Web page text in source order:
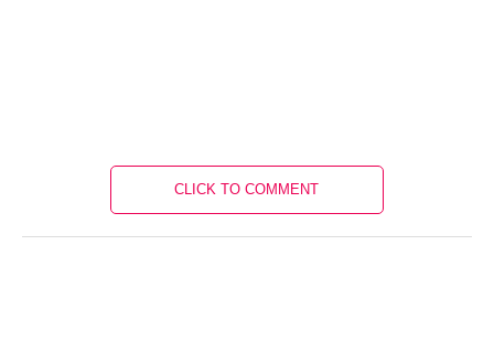
CLICK TO COMMENT